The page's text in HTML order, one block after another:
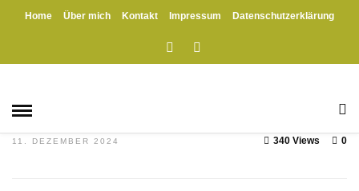
Home Über mich Kontakt Impressum
Datenschutzerklärung
Regionalgeschichte, die berührt:
Weserbergland
11. DEZEMBER 2024 0
340 Views